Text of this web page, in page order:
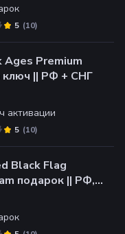
(10)
5
Ages Premium
ключ || РФ + СНГ
активации
(10)
5
Black Flag
подарок || РФ,